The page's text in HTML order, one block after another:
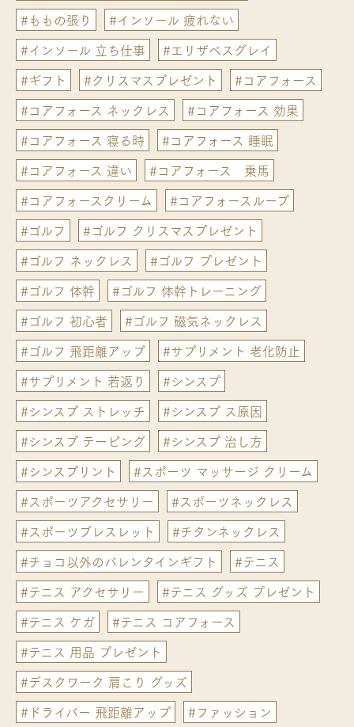
#ももの張り
#インソール 疲れない
#インソール 立ち仕事
#エリザベスグレイ
#ギフト
#クリスマスプレゼント
#コアフォース
#コアフォース ネックレス
#コアフォース 効果
#コアフォース 寝る時
#コアフォース 睡眠
#コアフォース 違い
#コアフォース 乗馬
#コアフォースクリーム
#コアフォースループ
#ゴルフ
#ゴルフ クリスマスプレゼント
#ゴルフ ネックレス
#ゴルフ プレゼント
#ゴルフ 体幹
#ゴルフ 体幹トレーニング
#ゴルフ 初心者
#ゴルフ 磁気ネックレス
#ゴルフ 飛距離アップ
#サプリメント 老化防止
#サプリメント 若返り
#シンスプ
#シンスプ ストレッチ
#シンスプ ス原因
#シンスプ テーピング
#シンスプ 治し方
#シンスプリント
#スポーツ マッサージ クリーム
#スポーツアクセサリー
#スポーツネックレス
#スポーツブレスレット
#チタンネックレス
#チョコ以外のバレンタインギフト
#テニス
#テニス アクセサリー
#テニス グッズ プレゼント
#テニス ケガ
#テニス コアフォース
#テニス 用品 プレゼント
#デスクワーク 肩こり グッズ
#ドライバー 飛距離アップ
#ファッション